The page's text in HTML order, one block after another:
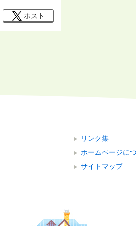
ポスト
リンク集
ホームページに
サイトマップ